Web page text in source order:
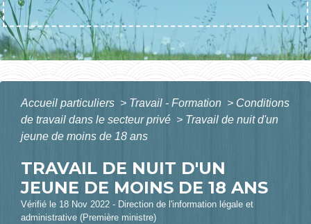
Accueil particuliers > Travail - Formation > Conditions
de travail dans le secteur privé > Travail de nuit d'un
jeune de moins de 18 ans
TRAVAIL DE NUIT D'UN
JEUNE DE MOINS DE 18 ANS
Vérifié le 18 Nov 2022 - Direction de l'information légale et
administrative (Première ministre)